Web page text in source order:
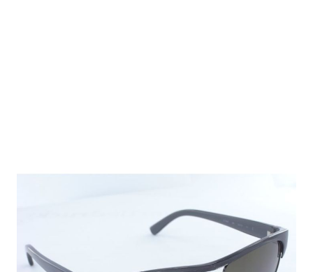
Versandkosten
Menge